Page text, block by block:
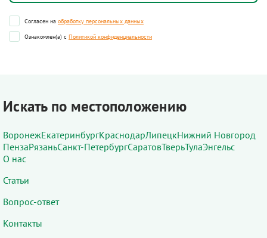
Согласен на обработку персональных данных
Ознакомлен(а) с Политикой конфиденциальности
Искать по местоположению
ВоронежЕкатеринбургКраснодарЛипецкНижний Новгород
ПензаРязаньСанкт-ПетербургСаратовТверьТулаЭнгельс
О нас
Статьи
Вопрос-ответ
Контакты